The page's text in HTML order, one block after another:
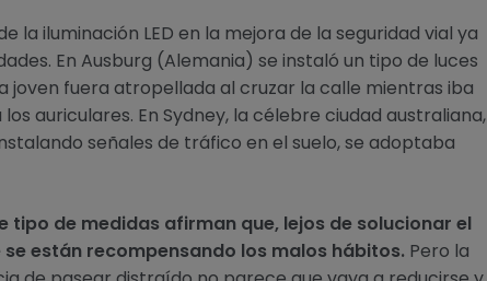
la iluminación LED en la mejora de la seguridad vial ya
En Ausburg (Alemania) se instaló un tipo de luces
joven fuera atropellada al cruzar la calle mientras iba
auriculares. En Sydney, la célebre ciudad australiana,
señales de tráfico en el suelo, se adoptaba
tipo de medidas afirman que, lejos de solucionar el
están recompensando los malos hábitos. Pero la